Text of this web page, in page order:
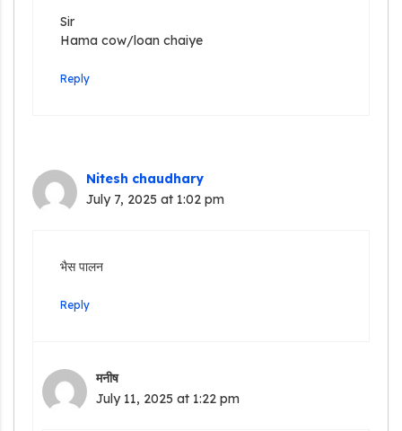
Sir
Hama cow/loan chaiye
Reply
Nitesh chaudhary
July 7, 2025 at 1:02 pm
भैस पालन
Reply
मनीष
July 11, 2025 at 1:22 pm